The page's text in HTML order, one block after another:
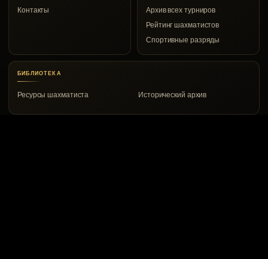
Контакты
Архив всех турниров
Рейтинг шахматистов
Спортивные разряды
БИБЛИОТЕКА
Ресурсы шахматиста Исторический архив